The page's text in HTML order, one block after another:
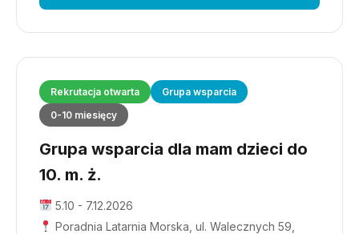
Rekrutacja otwarta
Grupa wsparcia
0-10 miesięcy
Grupa wsparcia dla mam dzieci do
10. m. ż.
5.10 - 7.12.2026
Poradnia Latarnia Morska, ul. Walecznych 59,